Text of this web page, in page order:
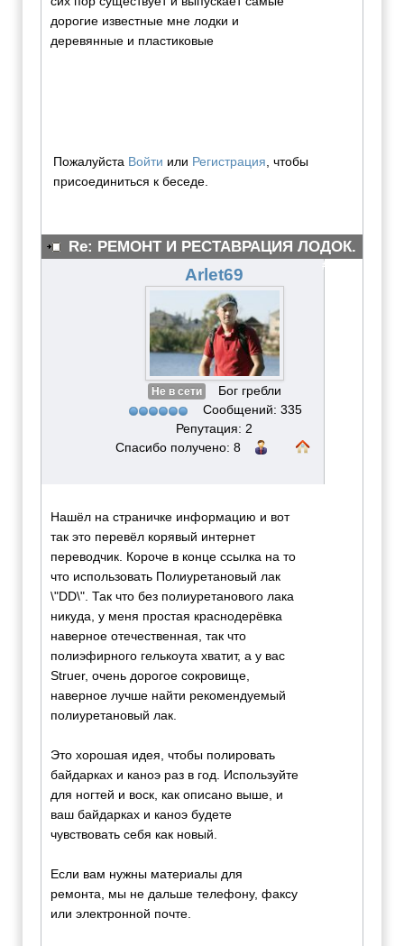
дорогие известные мне лодки и
деревянные и пластиковые
Пожалуйста Войти или Регистрация, чтобы
присоединиться к беседе.
Re: РЕМОНТ И РЕСТАВРАЦИЯ ЛОДОК.
#3079
Arlet69
Не в сети
Бог гребли
Сообщений: 335
Репутация: 2
Спасибо получено: 8
Нашёл на страничке информацию и вот
так это перевёл корявый интернет
переводчик. Короче в конце ссылка на то
что использовать Полиуретановый лак
\"DD\". Так что без полиуретанового лака
никуда, у меня простая краснодерёвка
наверное отечественная, так что
полиэфирного гелькоута хватит, а у вас
Struer, очень дорогое сокровище,
наверное лучше найти рекомендуемый
полиуретановый лак.
Это хорошая идея, чтобы полировать
байдарках и каноэ раз в год. Используйте
для ногтей и воск, как описано выше, и
ваш байдарках и каноэ будете
чувствовать себя как новый.
Если вам нужны материалы для
ремонта, мы не дальше телефону, факсу
или электронной почте.